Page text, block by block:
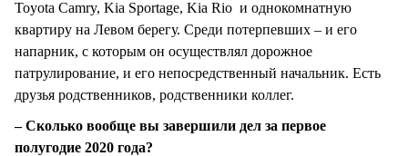
Toyota Camry, Kia Sportage, Kia Rio и однокомнатную
квартиру на Левом берегу. Среди потерпевших – и его
напарник, с которым он осуществлял дорожное
патрулирование, и его непосредственный начальник. Есть
друзья родственников, родственники коллег.
– Сколько вообще вы завершили дел за первое
полугодие 2020 года?